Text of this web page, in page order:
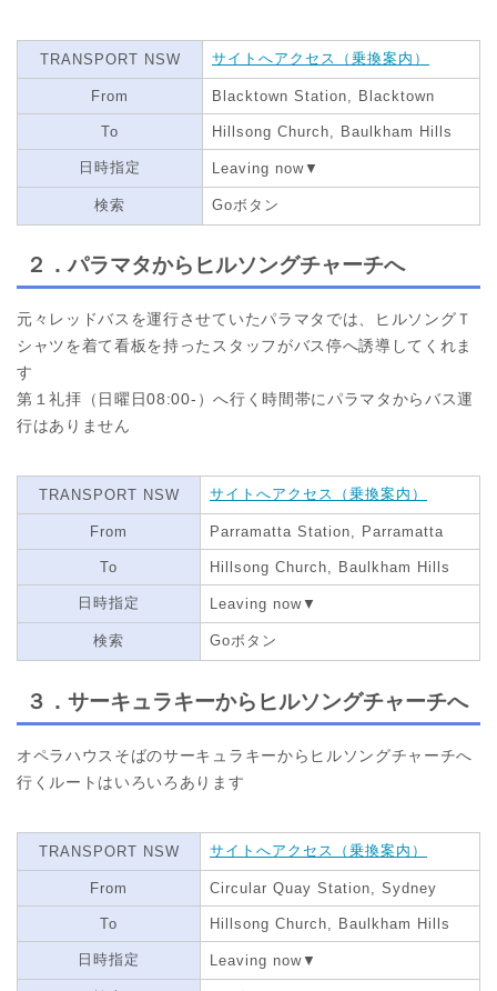
TRANSPORT NSW サイトへアクセス（乗換案内）
From Blacktown Station, Blacktown
To Hillsong Church, Baulkham Hills
日時指定 Leaving now▼
検索 Goボタン
２．パラマタからヒルソングチャーチへ
元々レッドバスを運行させていたパラマタでは、ヒルソングＴ
シャツを着て看板を持ったスタッフがバス停へ誘導してくれま
す
第１礼拝（日曜日08:00-）へ行く時間帯にパラマタからバス運
行はありません
TRANSPORT NSW サイトへアクセス（乗換案内）
From Parramatta Station, Parramatta
To Hillsong Church, Baulkham Hills
日時指定 Leaving now▼
検索 Goボタン
３．サーキュラキーからヒルソングチャーチへ
オペラハウスそばのサーキュラキーからヒルソングチャーチへ
行くルートはいろいろあります
TRANSPORT NSW サイトへアクセス（乗換案内）
From Circular Quay Station, Sydney
To Hillsong Church, Baulkham Hills
日時指定 Leaving now▼